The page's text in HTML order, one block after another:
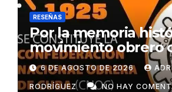
RESEÑAS
Por la memoria
movimiento obrero
6 DE AGOSTO DE 2026
RODRÍGUEZ NO HAY